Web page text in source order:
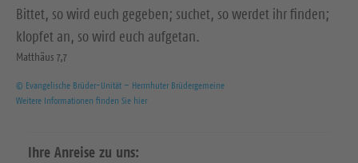
Bittet, so wird euch gegeben; suchet, so werdet ihr finden;
klopfet an, so wird euch aufgetan.
Matthäus 7,7
© Evangelische Brüder-Unität – Herrnhuter Brüdergemeine
Weitere Informationen finden Sie hier
Ihre Anreise zu uns: